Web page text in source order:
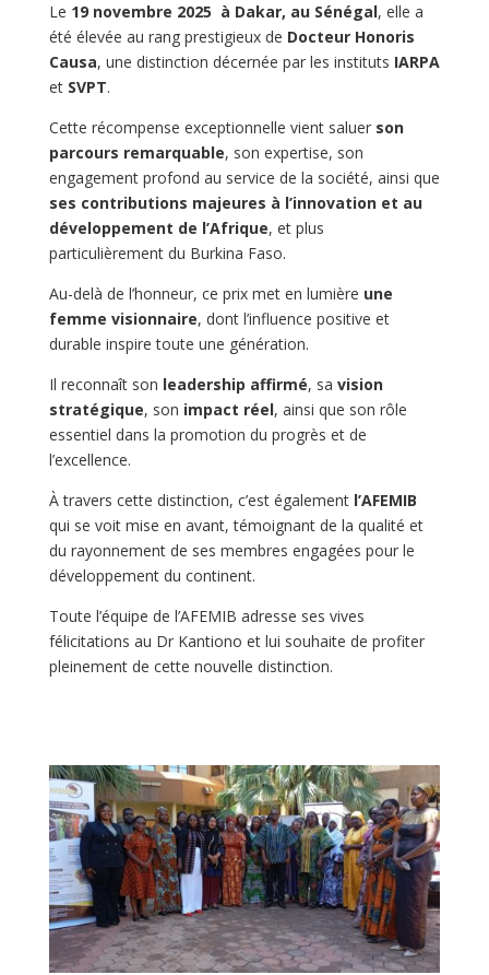
Le 19 novembre 2025 à Dakar, au Sénégal, elle a
été élevée au rang prestigieux de Docteur Honoris
Causa, une distinction décernée par les instituts IARPA
et SVPT.
Cette récompense exceptionnelle vient saluer son
parcours remarquable, son expertise, son
engagement profond au service de la société, ainsi que
ses contributions majeures à l’innovation et au
développement de l’Afrique, et plus
particulièrement du Burkina Faso.
Au-delà de l’honneur, ce prix met en lumière une
femme visionnaire, dont l’influence positive et
durable inspire toute une génération.
Il reconnaît son leadership affirmé, sa vision
stratégique, son impact réel, ainsi que son rôle
essentiel dans la promotion du progrès et de
l’excellence.
À travers cette distinction, c’est également l’AFEMIB
qui se voit mise en avant, témoignant de la qualité et
du rayonnement de ses membres engagées pour le
développement du continent.
Toute l’équipe de l’AFEMIB adresse ses vives
félicitations au Dr Kantiono et lui souhaite de profiter
pleinement de cette nouvelle distinction.